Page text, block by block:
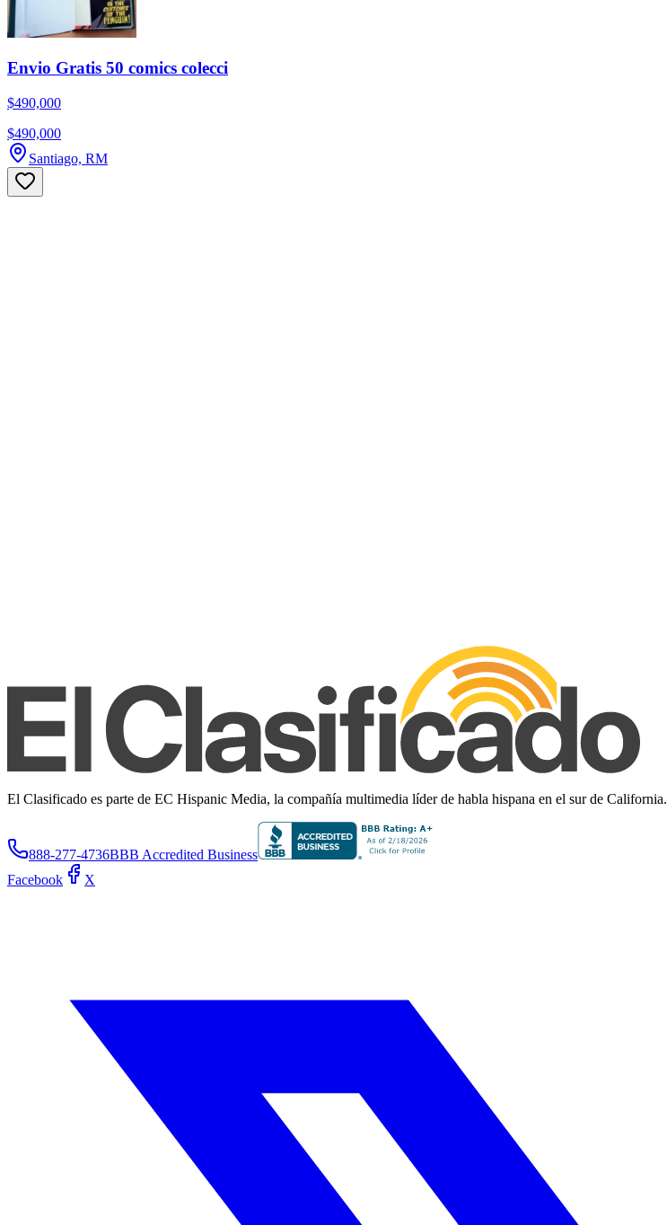
Envio Gratis 50 comics colecci
$490,000
$490,000
Santiago, RM
El Clasificado es parte de EC Hispanic Media, la compañía multimedia líder de habla hispana en el sur de California.
888-277-4736BBB Accredited Business
Facebook
X